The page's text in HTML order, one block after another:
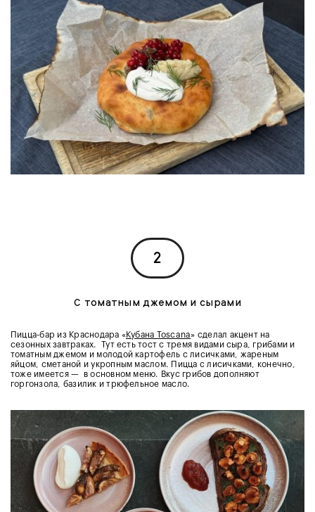
2
С томатным джемом и сырами
Пицца-бар из Краснодара «Кубана Toscana» сделал акцент на
сезонных завтраках. Тут есть тост с тремя видами сыра, грибами и
томатным джемом и молодой картофель с лисичками, жареным
яйцом, сметаной и укропным маслом. Пицца с лисичками, конечно,
тоже имеется — в основном меню. Вкус грибов дополняют
горгонзола, базилик и трюфельное масло.